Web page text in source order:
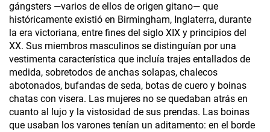
gángsters —varios de ellos de origen gitano— que
históricamente existió en Birmingham, Inglaterra, durante
la era victoriana, entre fines del siglo XIX y principios del
XX. Sus miembros masculinos se distinguían por una
vestimenta característica que incluía trajes entallados de
medida, sobretodos de anchas solapas, chalecos
abotonados, bufandas de seda, botas de cuero y boinas
chatas con visera. Las mujeres no se quedaban atrás en
cuanto al lujo y la vistosidad de sus prendas. Las boinas
que usaban los varones tenían un aditamento: en el borde